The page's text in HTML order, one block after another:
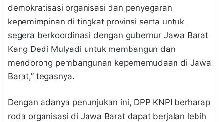
demokratisasi organisasi dan penyegaran
kepemimpinan di tingkat provinsi serta untuk
segera berkoordinasi dengan gubernur Jawa Barat
Kang Dedi Mulyadi untuk membangun dan
mendorong pembangunan kepememudaan di Jawa
Barat,” tegasnya.
Dengan adanya penunjukan ini, DPP KNPI berharap
roda organisasi di Jawa Barat dapat berjalan lebih